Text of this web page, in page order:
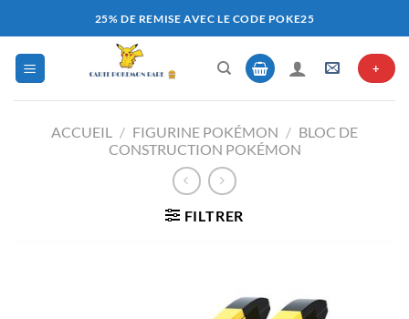
au
contenu
25% DE REMISE AVEC LE CODE POKE25
+
ACCUEIL / FIGURINE POKÉMON / BLOC DE
CONSTRUCTION POKÉMON
FILTRER